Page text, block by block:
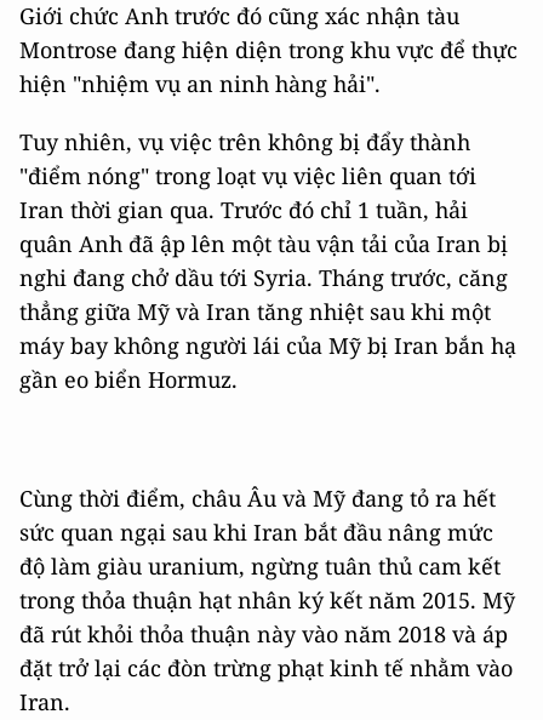
Giới chức Anh trước đó cũng xác nhận tàu
Montrose đang hiện diện trong khu vực để thực
hiện "nhiệm vụ an ninh hàng hải".
Tuy nhiên, vụ việc trên không bị đẩy thành
"điểm nóng" trong loạt vụ việc liên quan tới
Iran thời gian qua. Trước đó chỉ 1 tuần, hải
quân Anh đã ập lên một tàu vận tải của Iran bị
nghi đang chở dầu tới Syria. Tháng trước, căng
thẳng giữa Mỹ và Iran tăng nhiệt sau khi một
máy bay không người lái của Mỹ bị Iran bắn hạ
gần eo biển Hormuz.
Cùng thời điểm, châu Âu và Mỹ đang tỏ ra hết
sức quan ngại sau khi Iran bắt đầu nâng mức
độ làm giàu uranium, ngừng tuân thủ cam kết
trong thỏa thuận hạt nhân ký kết năm 2015. Mỹ
đã rút khỏi thỏa thuận này vào năm 2018 và áp
đặt trở lại các đòn trừng phạt kinh tế nhằm vào
Iran.